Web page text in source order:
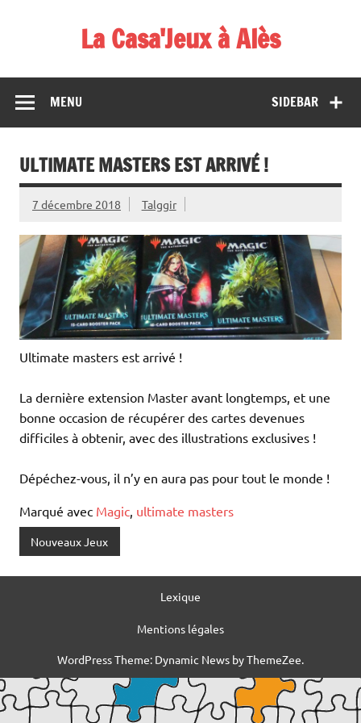
La Casa'Jeux à Alès
démos et de tournois
SIDEBAR
MENU
ULTIMATE MASTERS EST ARRIVÉ !
7 décembre 2018 Talggir
Ultimate masters est arrivé !
La dernière extension Master avant longtemps, et une
bonne occasion de récupérer des cartes devenues
difficiles à obtenir, avec des illustrations exclusives !
Dépéchez-vous, il n’y en aura pas pour tout le monde !
Marqué avec Magic, ultimate masters
Nouveaux Jeux
Lexique
Mentions légales
WordPress Theme: Dynamic News by ThemeZee.